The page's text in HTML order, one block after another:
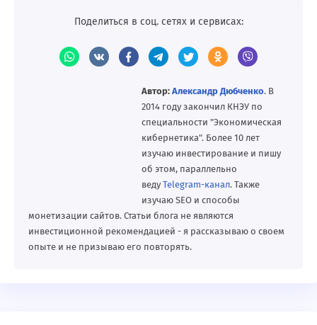
Поделиться в соц. сетях и сервисах:
Автор: Александр Дюбченко. В
2014 году закончил КНЭУ по
специальности "Экономическая
кибернетика". Более 10 лет
изучаю инвестирование и пишу
об этом, параллельно
веду Telegram-канал. Также
изучаю SEO и способы
монетизации сайтов. Статьи блога не являются
инвестиционной рекомендацией - я рассказываю о своем
опыте и не призываю его повторять.